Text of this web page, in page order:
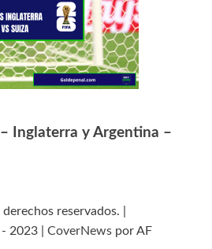
Inglaterra y Argentina –
reservados. |
2023
CoverNewspor AF